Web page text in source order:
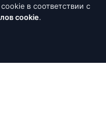
в соответствии с
cookie.